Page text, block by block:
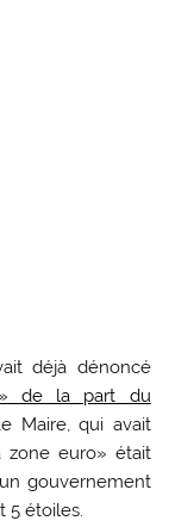
déjà dénoncé
de la part du
Maire, qui avait
zone euro» était
gouvernement
5 étoiles.